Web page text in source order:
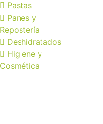
Pastas
Panes y
Repostería
Deshidratados
Higiene y
Cosmética